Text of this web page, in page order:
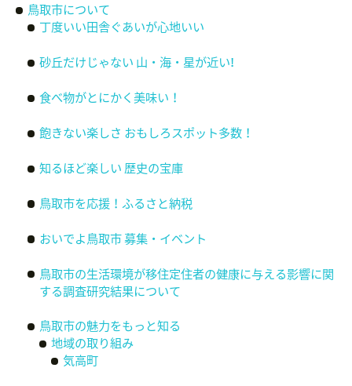
鳥取市について
丁度いい田舎ぐあいが心地いい
砂丘だけじゃない 山・海・星が近い!
食べ物がとにかく美味い！
飽きない楽しさ おもしろスポット多数！
知るほど楽しい 歴史の宝庫
鳥取市を応援！ふるさと納税
おいでよ鳥取市 募集・イベント
鳥取市の生活環境が移住定住者の健康に与える影響に関
する調査研究結果について
鳥取市の魅力をもっと知る
地域の取り組み
気高町